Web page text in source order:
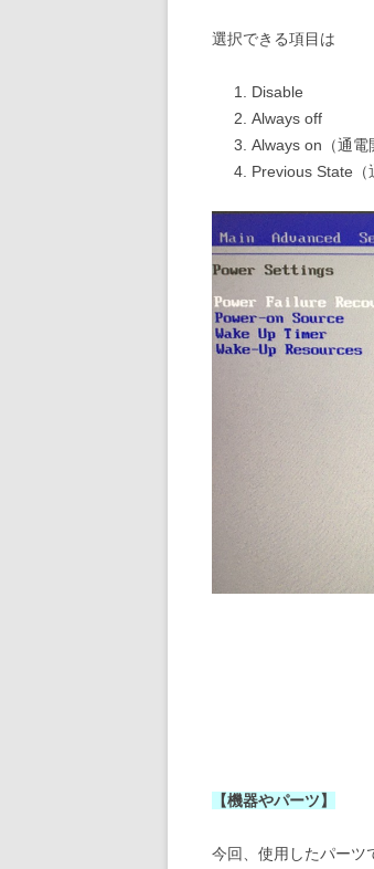
選択できる項目は
Disable
Always off
Always on（通電
Previous State（
【機器やパーツ】
今回、使用したパーツ